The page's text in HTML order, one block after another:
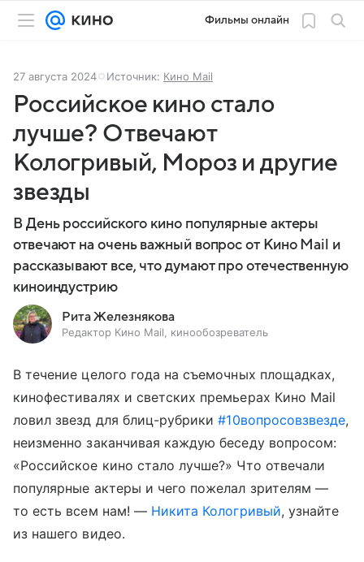
Фильмы онлайн
27 августа 2024 Источник: Кино Mail
Российское кино стало
лучше? Отвечают
Кологривый, Мороз и другие
звезды
В День российского кино популярные актеры
отвечают на очень важный вопрос от Кино Mail и
рассказывают все, что думают про отечественную
киноиндустрию
Рита Железнякова
Редактор Кино Mail, кинообозреватель
В течение целого года на съемочных площадках,
кинофестивалях и светских премьерах Кино Mail
ловил звезд для блиц-рубрики#10вопросовзвезде,
неизменно заканчивая каждую беседу вопросом:
«Российское кино стало лучше?» Что отвечали
популярные актеры и чего пожелал зрителям —
то есть всем нам! — Никита Кологривый, узнайте
из нашего видео.